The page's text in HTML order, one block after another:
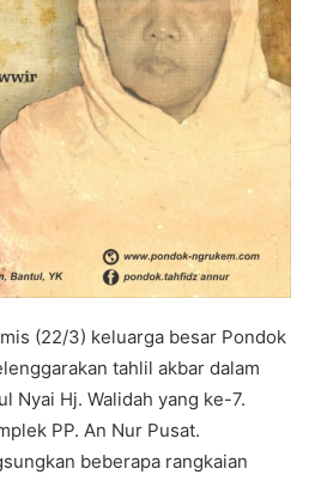
(22/3) keluarga besar Pondok
tahlil akbar dalam
Nyai Hj. Walidah yang ke-7.
PP. An Nur Pusat.
beberapa rangkaian